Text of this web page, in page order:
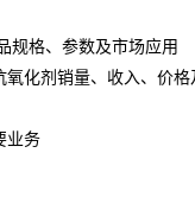
、参数及市场应用
剂销量、收入、价格
务